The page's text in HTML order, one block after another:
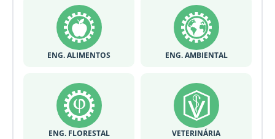
ENG. ALIMENTOS ENG. AMBIENTAL
ENG. FLORESTAL VETERINÁRIA